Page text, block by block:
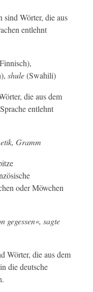
sind Wörter, die aus
entlehnt
shule(Swahili)
die aus dem
entlehnt
Gramm
oder Möwchen
gegessen«, sagte
Wörter, die aus dem
die deutsche